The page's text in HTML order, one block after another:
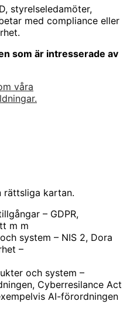
styrelseledamöter,
med compliance eller
som är intresserade av
våra
rättsliga kartan.
– GDPR,
m m
system – NIS 2, Dora
–
och system –
Cyberresilance Act
AI-förordningen